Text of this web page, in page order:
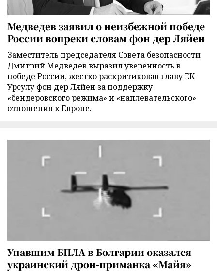
Медведев заявил о неизбежной победе
России вопреки словам фон дер Ляйен
Заместитель председателя Совета безопасности
Дмитрий Медведев выразил уверенность в
победе России, жестко раскритиковав главу ЕК
Урсулу фон дер Ляйен за поддержку
«бендеровского режима» и «наплевательского»
отношения к Европе.
Упавшим БПЛА в Болгарии оказался
украинский дрон-приманка «Майя»